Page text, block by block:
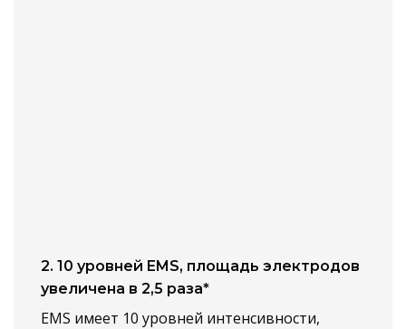
2. 10 уровней EMS, площадь электродов
увеличена в 2,5 раза*
EMS имеет 10 уровней интенсивности,